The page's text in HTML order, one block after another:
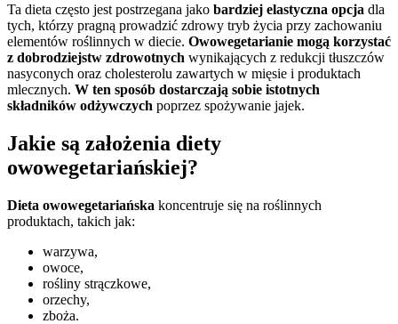
Ta dieta często jest postrzegana jako bardziej elastyczna opcja dla
tych, którzy pragną prowadzić zdrowy tryb życia przy zachowaniu
elementów roślinnych w diecie. Owowegetarianie mogą korzystać
z dobrodziejstw zdrowotnych wynikających z redukcji tłuszczów
nasyconych oraz cholesterolu zawartych w mięsie i produktach
mlecznych. W ten sposób dostarczają sobie istotnych
składników odżywczych poprzez spożywanie jajek.
Jakie są założenia diety
owowegetariańskiej?
Dieta owowegetariańska koncentruje się na roślinnych
produktach, takich jak:
warzywa,
owoce,
rośliny strączkowe,
orzechy,
zboża.